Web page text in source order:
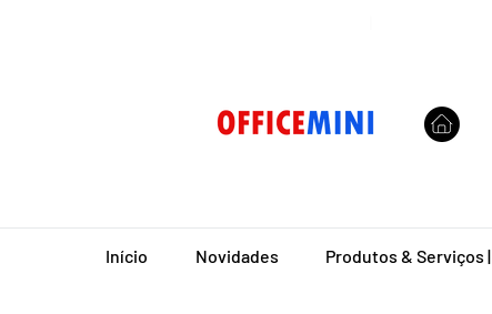
Início Novidades Produtos & Serviços |